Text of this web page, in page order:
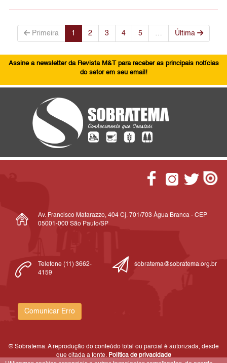
Primeira 1 2 3 4 5 Última
Assine a newsletter da Revista M&T para receber as principais notícias
do setor em seu email!
Av. Francisco Matarazzo, 404 Cj. 701/703 Água Branca - CEP
05001-000 São Paulo/SP
Telefone (11) 3662-
4159
sobratema@sobratema.org.br
Comunicar Erro
© Sobratema. A reprodução do conteúdo total ou parcial é autorizada, desde
que citada a fonte. Política de privacidade